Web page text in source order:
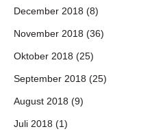
December 2018 (8)
November 2018 (36)
Oktober 2018 (25)
September 2018 (25)
August 2018 (9)
Juli 2018 (1)